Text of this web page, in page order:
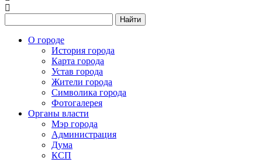
Найти
О городе
История города
Карта города
Устав города
Жители города
Символика города
Фотогалерея
Органы власти
Мэр города
Администрация
Дума
КСП